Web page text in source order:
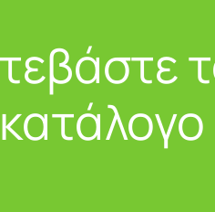
κατάλογο